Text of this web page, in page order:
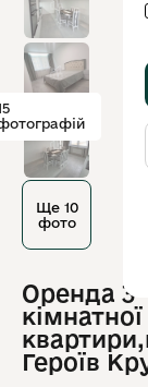
Ще 10
фото
Оренда 3
кімнатної
Героїв